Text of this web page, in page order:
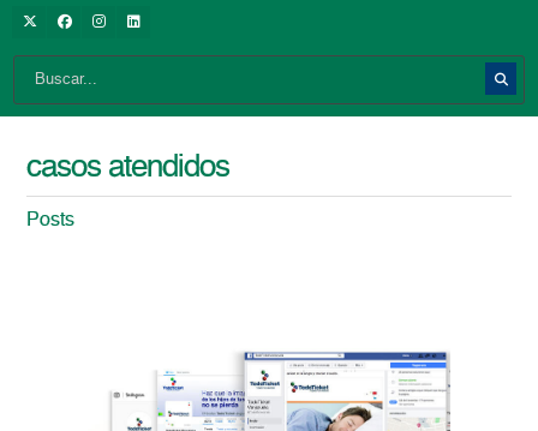
casos atendidos
Posts